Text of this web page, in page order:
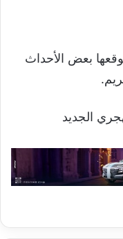
بعض الأحداث
الجديد